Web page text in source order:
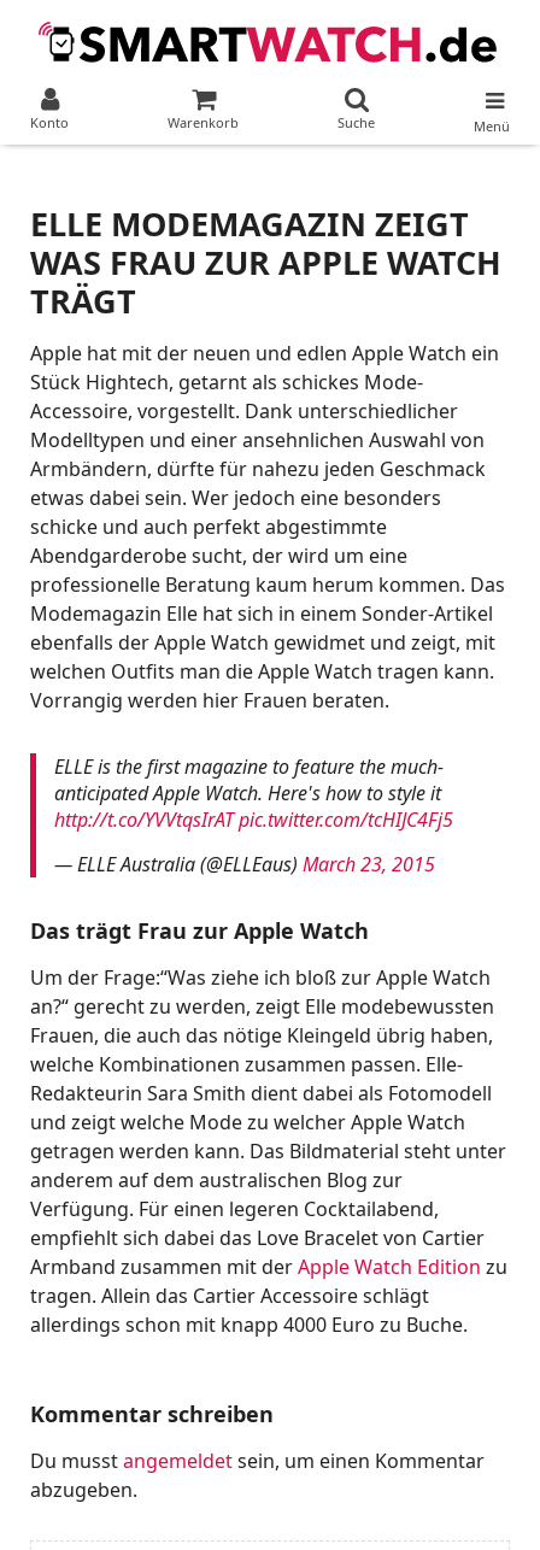
Konto Warenkorb Suche Menü
ELLE MODEMAGAZIN ZEIGT
WAS FRAU ZUR APPLE WATCH
TRÄGT
Apple hat mit der neuen und edlen Apple Watch ein
Stück Hightech, getarnt als schickes Mode-
Accessoire, vorgestellt. Dank unterschiedlicher
Modelltypen und einer ansehnlichen Auswahl von
Armbändern, dürfte für nahezu jeden Geschmack
etwas dabei sein. Wer jedoch eine besonders
schicke und auch perfekt abgestimmte
Abendgarderobe sucht, der wird um eine
professionelle Beratung kaum herum kommen. Das
Modemagazin Elle hat sich in einem Sonder-Artikel
ebenfalls der Apple Watch gewidmet und zeigt, mit
welchen Outfits man die Apple Watch tragen kann.
Vorrangig werden hier Frauen beraten.
ELLE is the first magazine to feature the much-
anticipated Apple Watch. Here's how to style it
http://t.co/YVVtqsIrATpic.twitter.com/tcHIJC4Fj5
— ELLE Australia (@ELLEaus) March 23, 2015
Das trägt Frau zur Apple Watch
Um der Frage:“Was ziehe ich bloß zur Apple Watch
an?“ gerecht zu werden, zeigt Elle modebewussten
Frauen, die auch das nötige Kleingeld übrig haben,
welche Kombinationen zusammen passen. Elle-
Redakteurin Sara Smith dient dabei als Fotomodell
und zeigt welche Mode zu welcher Apple Watch
getragen werden kann. Das Bildmaterial steht unter
anderem auf dem australischen Blog zur
Verfügung. Für einen legeren Cocktailabend,
empfiehlt sich dabei das Love Bracelet von Cartier
Armband zusammen mit derApple Watch Edition zu
tragen. Allein das Cartier Accessoire schlägt
allerdings schon mit knapp 4000 Euro zu Buche.
Kommentar schreiben
Du musstangemeldetsein, um einen Kommentar
abzugeben.